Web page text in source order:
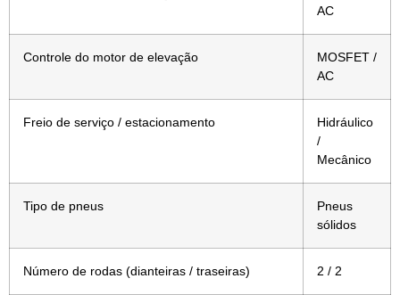
AC
Controle do motor de elevação
MOSFET /
AC
Freio de serviço / estacionamento
Hidráulico
/
Mecânico
Tipo de pneus
Pneus
sólidos
Número de rodas (dianteiras / traseiras) 2 / 2